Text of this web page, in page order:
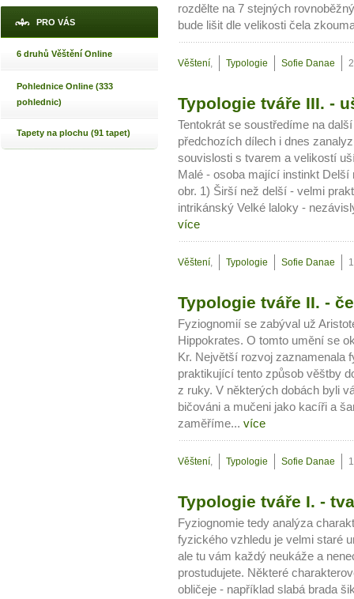
PRO VÁS
6 druhů Věštění Online
Pohlednice Online (333
pohlednic)
Tapety na plochu (91 tapet)
rozdělte na 7 stejných
bude lišit dle velikosti čela
Věštení, Typologie Sofie Danae
Typologie tváře III. -
Tentokrát se soustředíme na
předchozích dílech i dnes
souvislosti s tvarem a velikostí
Malé - osoba mající instinkt
obr. 1) Širší než delší - velmi
intrikánský Velké laloky -
více
Věštení, Typologie Sofie Danae
Typologie tváře II. -
Fyziognomií se zabýval už
Hippokrates. O tomto umění se
Kr. Největší rozvoj zaznamenala
praktikující tento způsob věštby
z ruky. V některých dobách byli
bičováni a mučeni jako kacíři a
zaměříme... více
Věštení, Typologie Sofie Danae
Typologie tváře I. -
Fyziognomie tedy analýza
fyzického vzhledu je velmi staré
ale tu vám každý neukáže a
prostudujete. Některé
obličeje - například slabá brada